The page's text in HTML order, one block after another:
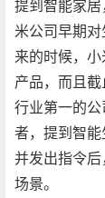
提到智能家
米公司早期
来的时候，
产品，而且
行业第一的
者，提到智
并发出指令
场景。